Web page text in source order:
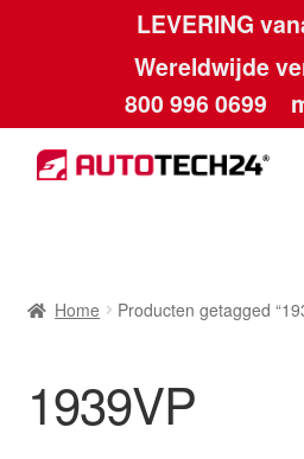
LEVERING
Wereldwijde
800 996 0699
Ga
door
Ga
naar
Betalingen
Home Producten getagged
1939VP